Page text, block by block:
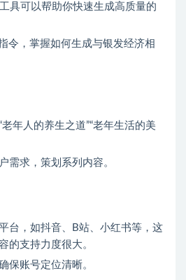
具可以帮助你快速生成高质量的
令，掌握如何生成与银发经济相
年人的养生之道”“老年生活的美
需求，策划系列内容。
台，如抖音、B站、小红书等，这
的支持力度很大。
保账号定位清晰。